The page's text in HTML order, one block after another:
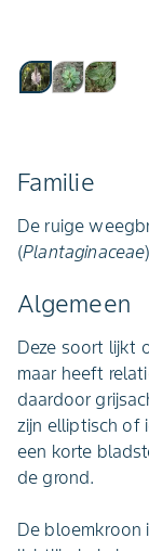
Familie
De ruige
(Plantaginaceae
Algemeen
Deze soort lijkt
maar heeft
daardoor
zijn elliptisch of
een korte
de grond.
De bloemkroon